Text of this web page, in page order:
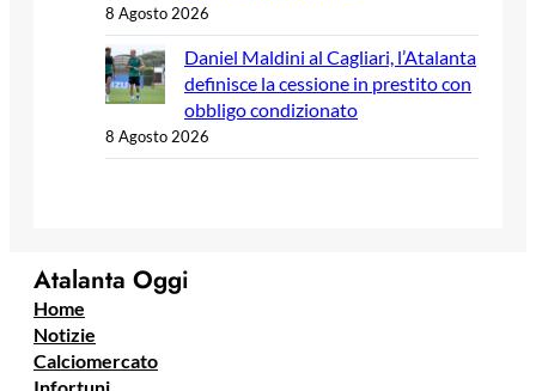
8 Agosto 2026
Daniel Maldini al Cagliari, l’Atalanta
definisce la cessione in prestito con
obbligo condizionato
8 Agosto 2026
Atalanta Oggi
Home
Notizie
Calciomercato